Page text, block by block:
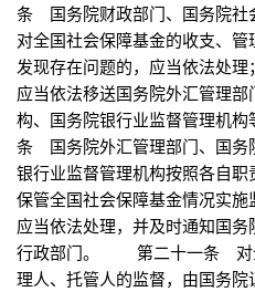
条 国务院财政部门、国务院社
对全国社会保障基金的收支、管
发现存在问题的，应当依法处理
应当依法移送国务院外汇管理
构、国务院银行业监督管理
条 国务院外汇管理部门、国务
银行业监督管理机构按照各自
保管全国社会保障基金情况实施
应当依法处理，并及时通知国
行政部门。 第二十一条 对
理人、托管人的监督，由国务